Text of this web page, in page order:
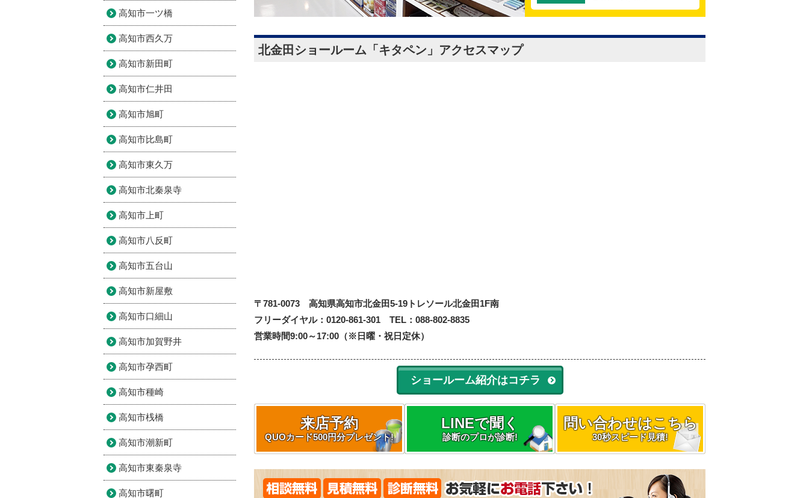
北金田ショールーム「キタペン」 アクセスマップ
〒781-0073 高知県高知市北金田5-19 トレソール北金田1F南
フリーダイヤル：0120-861-301 TEL：088-802-8835
営業時間9:00～17:00（※日曜・祝日定休）
ショールーム紹介はコチラ
来店予約
QUOカード500円分プレゼント!
LINEで聞く
診断のプロが診断!
問い合わせはこちら
30秒スピード見積!
高知市一ツ橋
高知市西久万
高知市新田町
高知市仁井田
高知市旭町
高知市比島町
高知市東久万
高知市北秦泉寺
高知市上町
高知市八反町
高知市五台山
高知市新屋敷
高知市口細山
高知市加賀野井
高知市孕西町
高知市種崎
高知市桟橋
高知市潮新町
高知市東秦泉寺
高知市曙町